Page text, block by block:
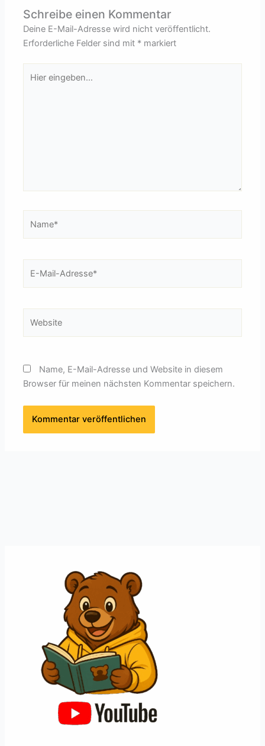
Schreibe einen Kommentar
Deine E-Mail-Adresse wird nicht veröffentlicht.
Erforderliche Felder sind mit * markiert
eingeben…
Mail-
Name, E-Mail-Adresse und Website in diesem
Browser für meinen nächsten Kommentar speichern.